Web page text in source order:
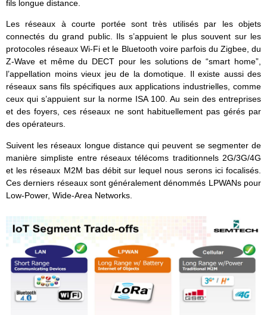
fils longue distance.
Les réseaux à courte portée sont très utilisés par les objets
connectés du grand public. Ils s’appuient le plus souvent sur les
protocoles réseaux Wi-Fi et le Bluetooth voire parfois du Zigbee, du
Z-Wave et même du DECT pour les solutions de “smart home”,
l’appellation moins vieux jeu de la domotique. Il existe aussi des
réseaux sans fils spécifiques aux applications industrielles, comme
ceux qui s’appuient sur la norme ISA 100. Au sein des entreprises
et des foyers, ces réseaux ne sont habituellement pas gérés par
des opérateurs.
Suivent les réseaux longue distance qui peuvent se segmenter de
manière simpliste entre réseaux télécoms traditionnels 2G/3G/4G
et les réseaux M2M bas débit sur lequel nous serons ici focalisés.
Ces derniers réseaux sont généralement dénommés LPWANs pour
Low-Power, Wide-Area Networks.